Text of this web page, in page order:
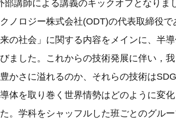
講師による講義のキックオフとなりま
ノロジー株式会社(ODT)の代表取締役
の社会」に関する内容をメインに、半
ました。これからの技術発展に伴い，
かさに溢れるのか、それらの技術は
体を取り巻く世界情勢はどのように変
。学科をシャッフルした班ごとのグル